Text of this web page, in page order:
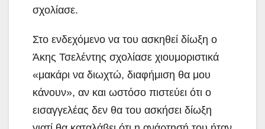
σχολίασε.
Στο ενδεχόμενο να του ασκηθεί δίωξη ο
Άκης Τσελέντης σχολίασε χιουμοριστικά
«μακάρι να διωχτώ, διαφήμιση θα μου
κάνουν», αν και ωστόσο πιστεύει ότι ο
εισαγγελέας δεν θα του ασκήσει δίωξη